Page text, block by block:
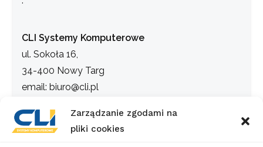
Zarządzanie zgodami na
pliki cookies
CLI Systemy Komputerowe
ul. Sokoła 16,
34-400 Nowy Targ
email: biuro@cli.pl